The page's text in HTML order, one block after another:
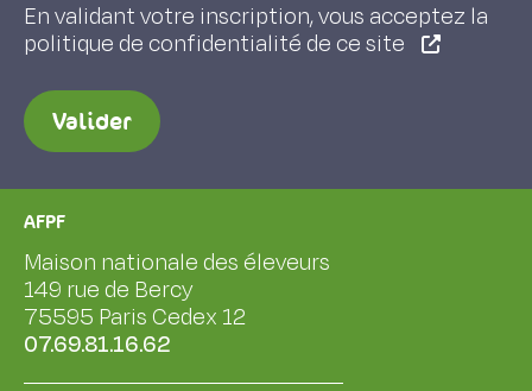
En validant votre inscription, vous acceptez la
politique de confidentialité de ce site
Valider
AFPF
Maison nationale des éleveurs
149 rue de Bercy
75595 Paris Cedex 12
07.69.81.16.62